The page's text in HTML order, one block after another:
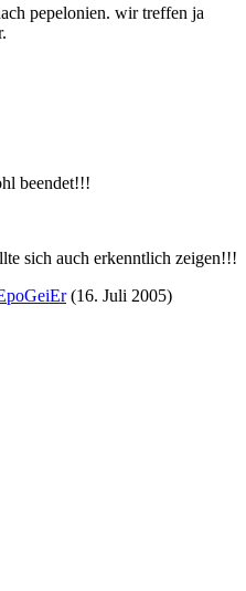
pepelonien. wir treffen ja
beendet!!!
sich auch erkenntlich zeigen!!!
(16. Juli 2005)